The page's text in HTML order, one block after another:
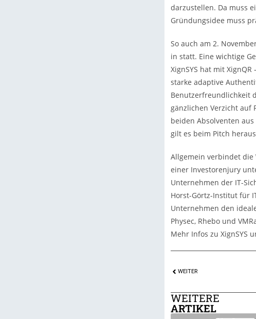
darzustellen. Da muss
Gründungsidee muss
So auch am 2.
in statt. Eine wichtige
XignSYS hat mit
starke adaptive
Benutzerfreundlichkeit
gänzlichen Verzicht auf
beiden Absolventen
gilt es beim Pitch
Allgemein verbindet die
einer Investorenjury
Unternehmen der IT-
Horst-Görtz-Institut für
Unternehmen den
Physec, Rhebo und
Mehr Infos zu XignSYS
WEITER
WEITERE
ARTIKEL